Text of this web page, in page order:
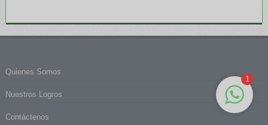
Quienes Somos
Nuestros Logros
Contáctenos
1